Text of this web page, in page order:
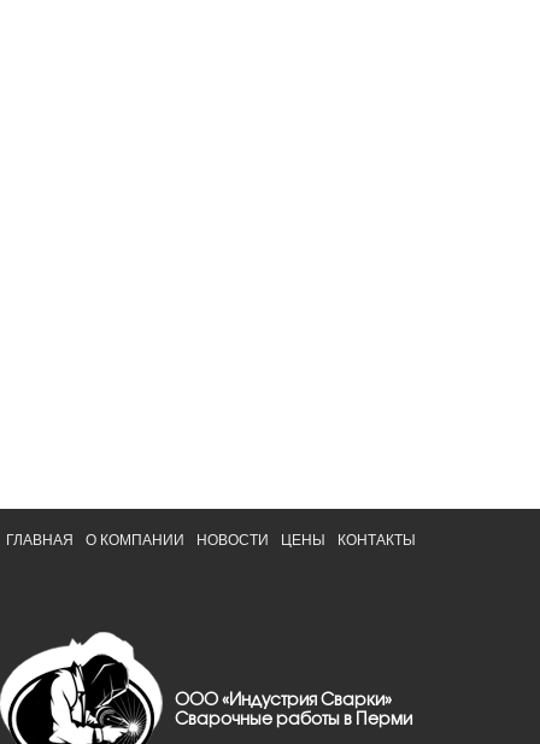
ГЛАВНАЯ О КОМПАНИИ НОВОСТИ ЦЕНЫ КОНТАКТЫ
ООО «Индустрия Сварки»
Сварочные работы в Перми